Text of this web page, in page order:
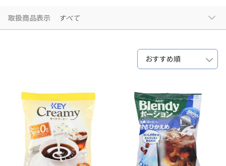
取扱商品表示 すべて
おすすめ順